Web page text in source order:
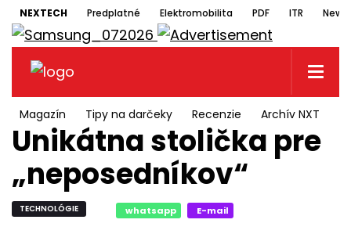
NEXTECH Predplatné Elektromobilita PDF ITR
Magazín Tipy na darčeky Recenzie Archív NXT
Unikátna stolička pre
„neposedníkov“
TECHNOLÓGIE whatsapp E-mail